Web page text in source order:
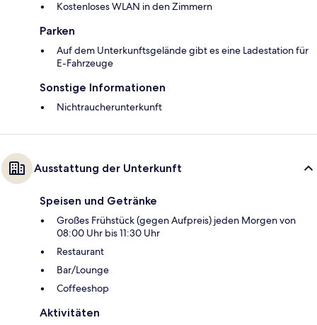
Kostenloses WLAN in den Zimmern
Parken
Auf dem Unterkunftsgelände gibt es eine Ladestation für
E-Fahrzeuge
Sonstige Informationen
Nichtraucherunterkunft
Ausstattung der Unterkunft
Speisen und Getränke
Großes Frühstück (gegen Aufpreis) jeden Morgen von
08:00 Uhr bis 11:30 Uhr
Restaurant
Bar/Lounge
Coffeeshop
Aktivitäten